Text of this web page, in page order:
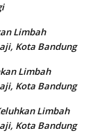
Limbah
Kota Bandung
Limbah
Kota Bandung
Limbah
Kota Bandung